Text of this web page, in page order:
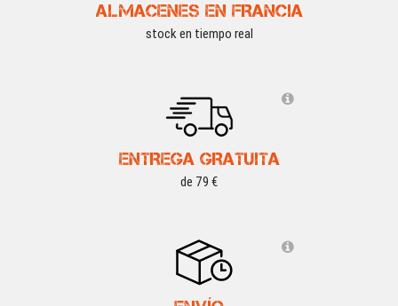
ALMACENES EN FRANCIA
stock en tiempo real
ENTREGA GRATUITA
de 79 €